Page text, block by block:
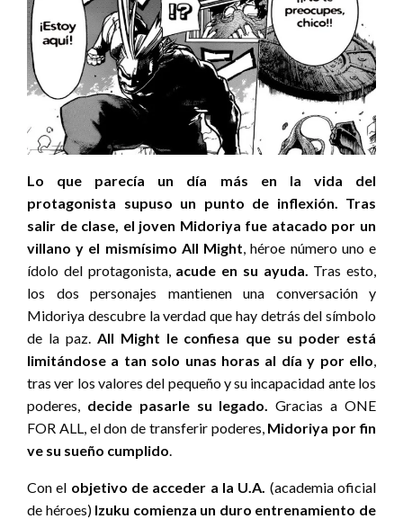
Lo que parecía un día más en la vida del
protagonista supuso un punto de inflexión.
Tras
salir de clase, el joven Midoriya fue atacado por un
villano y el mismísimo All Might , héroe número uno e
ídolo del protagonista, acude en su ayuda. Tras esto,
los dos personajes mantienen una conversación y
Midoriya descubre la verdad que hay detrás del símbolo
de la paz. All Might le confiesa que su poder está
limitándose a tan solo unas horas al día y por ello
tras ver los valores del pequeño y su incapacidad ante los
poderes, decide pasarle su legado.
Gracias a ONE
FOR ALL, el don de transferir poderes, Midoriya por fin
ve su sueño cumplido
Con el objetivo de acceder a la U.A. (academia oficial
de héroes) Izuku comienza un duro entrenamiento de